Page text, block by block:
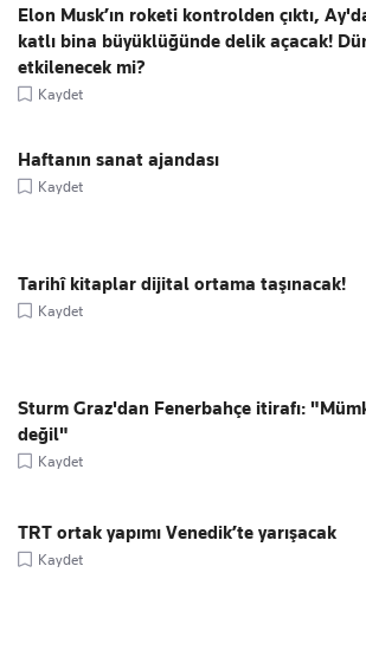
Elon Musk’ın roketi kontrolden çıktı,
katlı bina büyüklüğünde delik açacak!
etkilenecek mi?
Kaydet
Haftanın sanat ajandası
Kaydet
Tarihî kitaplar dijital ortama taşınacak!
Kaydet
Sturm Graz'dan Fenerbahçe itirafı:
değil"
Kaydet
TRT ortak yapımı Venedik’te yarışacak
Kaydet